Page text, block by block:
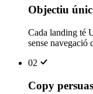
Objectiu únic
Cada landing té
sense navegació
02
Copy